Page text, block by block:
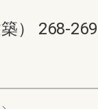
） 268-